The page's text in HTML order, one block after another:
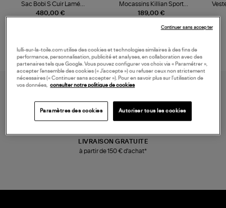
480,00 €
Sac Bobi S Cuir Lamé
Champagne
189,00 €
Mocassins Killian Sport
Mousse
LIVRAISON GRATUITE
à partir de 150 € d'achat*
lulli-sur-la-toile.com utilise des cookies et technologies similaires à des fins de
performance, personnalisation, publicité et analyses, en collaboration avec des
partenaires tels que Google. Vous pouvez configurer vos choix via « Paramétrer »,
accepter l’ensemble des cookies (« J’accepte ») ou refuser ceux non strictement
nécessaires (« Continuer sans accepter »). Pour en savoir plus sur l’utilisation de
vos données,
consulter notre politique de cookies
Paramètres des cookies Autoriser tous les cookies
Continuer sans accepter